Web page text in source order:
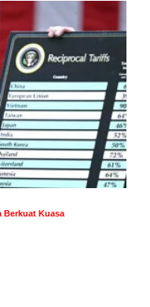
Berkuat Kuasa